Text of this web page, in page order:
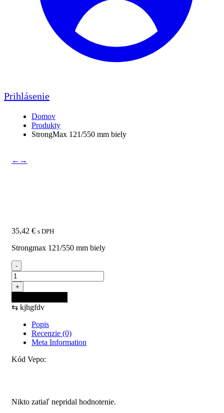
Prihlásenie
Domov
Produkty
StrongMax 121/550 mm biely
← →
35,42 € s DPH
Strongmax 121/550 mm biely
-
množstvo
StrongMax
121/550
mm
biely
+
⇆ kjhgfdv
Popis
Recenzie (0)
Meta Information
Kód Vepo:
Nikto zatiaľ nepridal hodnotenie.